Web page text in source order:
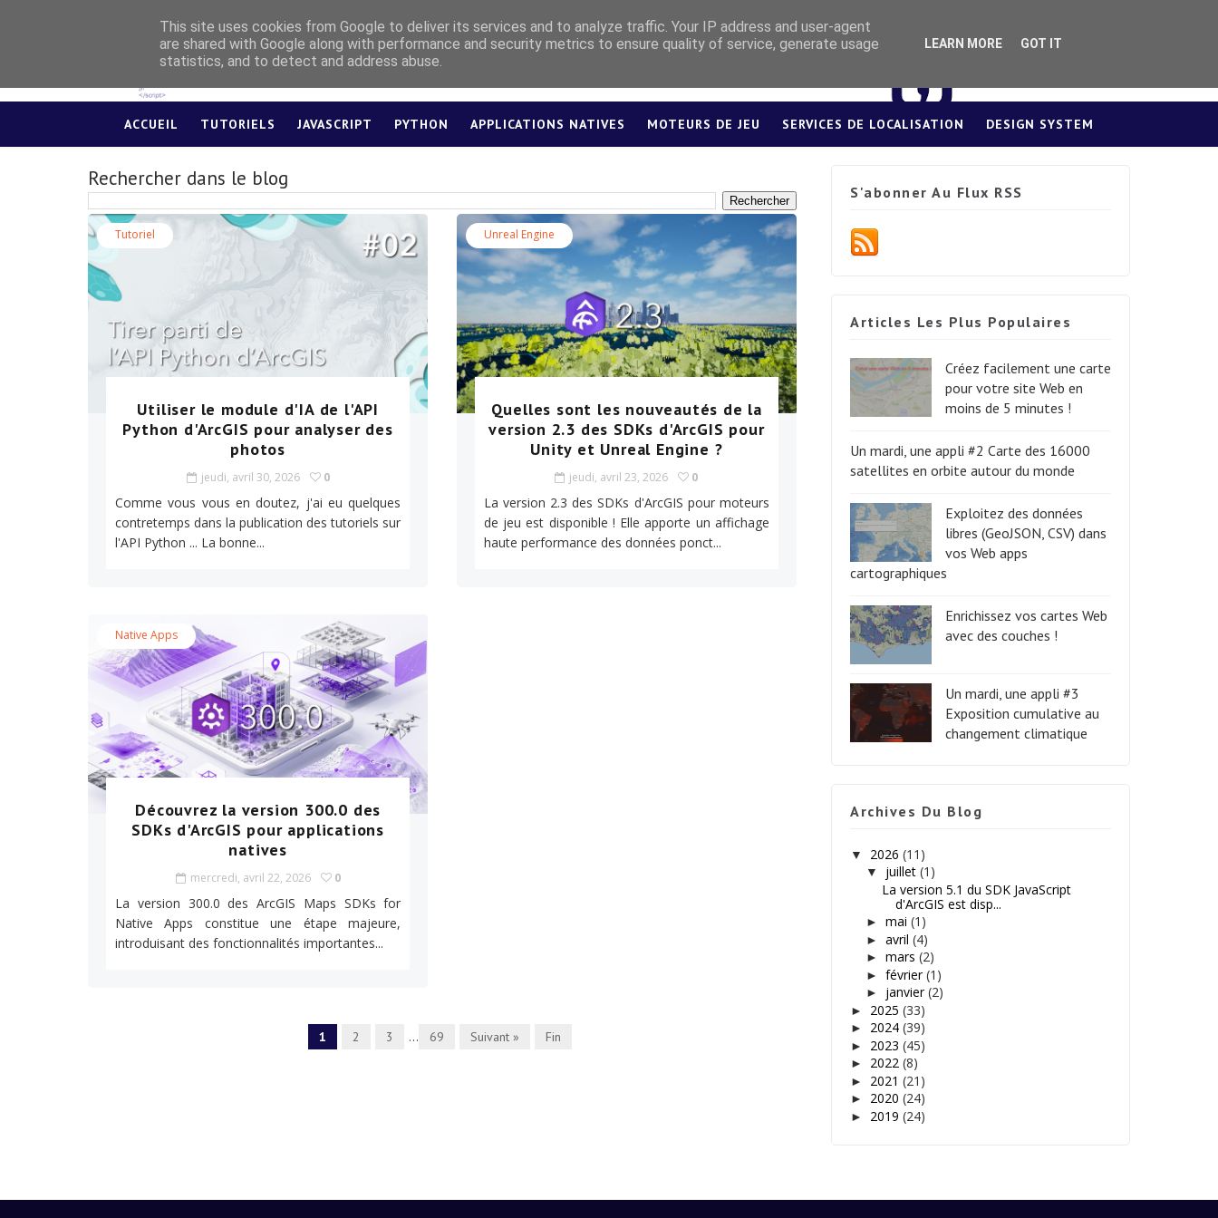
ACCUEIL TUTORIELS JAVASCRIPT PYTHON APPLICATIONS NATIVES MOTEURS DE JEU SERVICES DE LOCALISATION DESIGN SYSTEM
Rechercher dans le blog
Tutoriel
Utiliser le module d'IA de l'API
Python d'ArcGIS pour analyser des
photos
jeudi, avril 30, 2026 0
Comme vous vous en doutez, j'ai eu quelques
contretemps dans la publication des tutoriels sur
l'API Python ... La bonne...
Unreal Engine
Quelles sont les nouveautés de la
version 2.3 des SDKs d'ArcGIS pour
Unity et Unreal Engine ?
jeudi, avril 23, 2026 0
La version 2.3 des SDKs d'ArcGIS pour moteurs
de jeu est disponible ! Elle apporte un affichage
haute performance des données ponct...
Native Apps
Découvrez la version 300.0 des
SDKs d'ArcGIS pour applications
natives
mercredi, avril 22, 2026 0
La version 300.0 des ArcGIS Maps SDKs for
Native Apps constitue une étape majeure,
introduisant des fonctionnalités importantes...
1 2 3 ... 69 Suivant » Fin
S'abonner Au Flux RSS
Articles Les Plus Populaires
Créez facilement une carte
pour votre site Web en
moins de 5 minutes !
Un mardi, une appli #2 Carte des 16000
satellites en orbite autour du monde
Exploitez des données
libres (GeoJSON, CSV) dans
vos Web apps
cartographiques
Enrichissez vos cartes Web
avec des couches !
Un mardi, une appli #3
Exposition cumulative au
changement climatique
Archives Du Blog
▼ 2026 (11)
▼ juillet (1)
La version 5.1 du SDK JavaScript
d'ArcGIS est disp...
► mai (1)
► avril (4)
► mars (2)
► février(1)
► janvier(2)
► 2025 (33)
► 2024 (39)
► 2023 (45)
► 2022 (8)
► 2021 (21)
► 2020 (24)
► 2019 (24)
This site uses cookies from Google to deliver its services and to analyze traffic. Your IP address and user-agent
are shared with Google along with performance and security metrics to ensure quality of service, generate usage
statistics, and to detect and address abuse.
LEARN MORE GOT IT